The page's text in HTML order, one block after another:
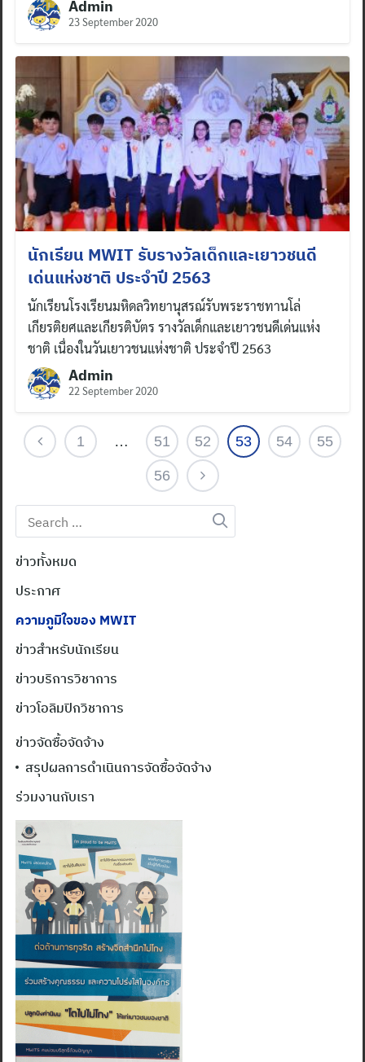
Search
for:
Admin
23 September 2020
นักเรียน MWIT รับรางวัลเด็กและเยาวชนดี
เด่นแห่งชาติ ประจำปี 2563
นักเรียนโรงเรียนมหิดลวิทยานุสรณ์รับพระราชทานโล่
เกียรติยศและเกียรติบัตร รางวัลเด็กและเยาวชนดีเด่นแห่ง
ชาติ เนื่องในวันเยาวชนแห่งชาติ ประจำปี 2563
Admin
22 September 2020
1 … 51 52 53 54 55
56
Search
for:
ข่าวทั้งหมด
ประกาศ
ความภูมิใจของ MWIT
ข่าวสำหรับนักเรียน
ข่าวบริการวิชาการ
ข่าวโอลิมปิกวิชาการ
ข่าวจัดซื้อจัดจ้าง
สรุปผลการดำเนินการจัดซื้อจัดจ้าง
ร่วมงานกับเรา